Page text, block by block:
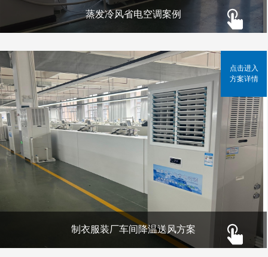
蒸发冷风省电空调案例
制衣服装厂车间降温送风方案
点击进入
方案详情